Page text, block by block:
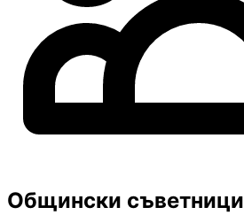
Общински съветници